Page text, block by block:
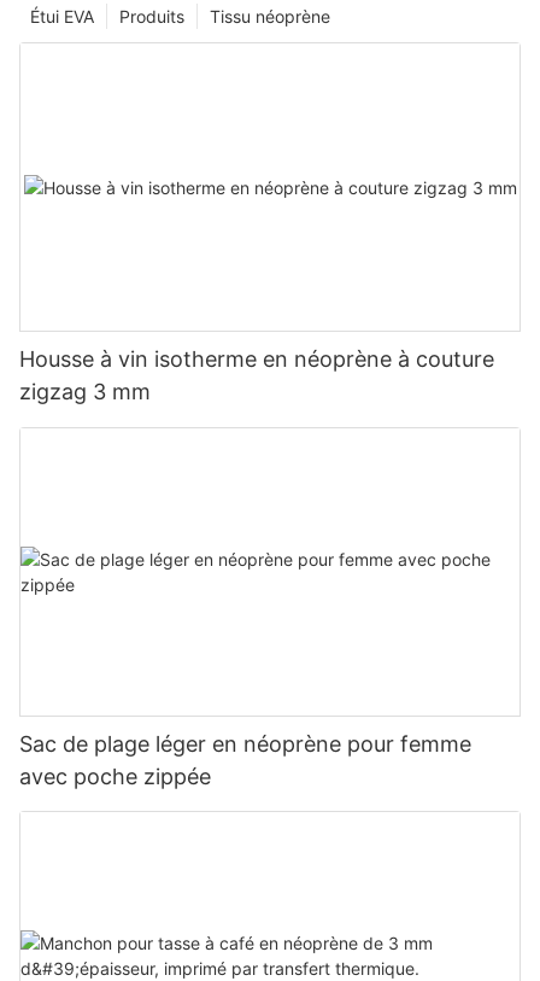
Tissu néoprène
Produits
Étui EVA
Housse à vin isotherme en néoprène à couture
zigzag 3 mm
Sac de plage léger en néoprène pour femme
avec poche zippée